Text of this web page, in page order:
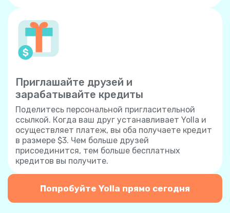
Приглашайте друзей и
зарабатывайте кредиты
Поделитесь персональной пригласительной
ссылкой. Когда ваш друг устанавливает Yolla и
осуществляет платеж, вы оба получаете кредит
в размере $3. Чем больше друзей
присоединится, тем больше бесплатных
кредитов вы получите.
Попробуйте Yolla прямо сегодня